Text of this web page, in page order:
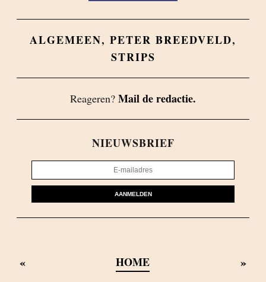
ALGEMEEN, PETER BREEDVELD,
STRIPS
Reageren? Mail de redactie.
NIEUWSBRIEF
AANMELDEN
« HOME »